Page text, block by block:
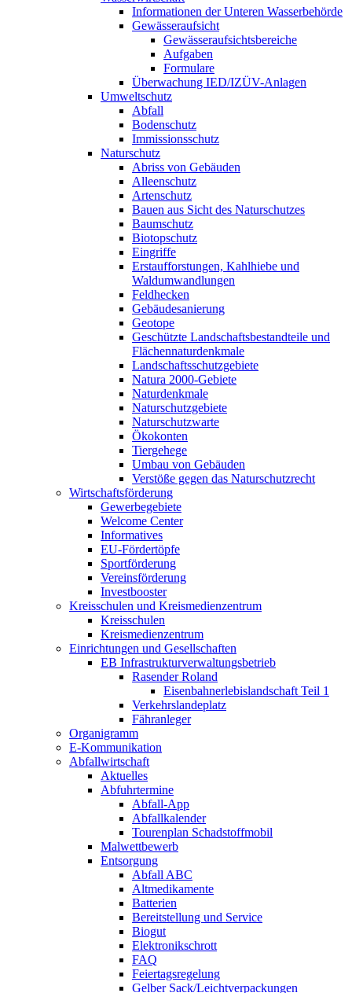
Informationen der Unteren Wasserbehörde
Gewässeraufsicht
Gewässeraufsichtsbereiche
Aufgaben
Formulare
Überwachung IED/IZÜV-Anlagen
Umweltschutz
Abfall
Bodenschutz
Immissionsschutz
Naturschutz
Abriss von Gebäuden
Alleenschutz
Artenschutz
Bauen aus Sicht des Naturschutzes
Baumschutz
Biotopschutz
Eingriffe
Erstaufforstungen, Kahlhiebe und
Waldumwandlungen
Feldhecken
Gebäudesanierung
Geotope
Geschützte Landschaftsbestandteile und
Flächennaturdenkmale
Landschaftsschutzgebiete
Natura 2000-Gebiete
Naturdenkmale
Naturschutzgebiete
Naturschutzwarte
Ökokonten
Tiergehege
Umbau von Gebäuden
Verstöße gegen das Naturschutzrecht
Wirtschaftsförderung
Gewerbegebiete
Welcome Center
Informatives
EU-Fördertöpfe
Sportförderung
Vereinsförderung
Investbooster
Kreisschulen und Kreismedienzentrum
Kreisschulen
Kreismedienzentrum
Einrichtungen und Gesellschaften
EB Infrastruktur­verwaltungsbetrieb
Rasender Roland
Eisenbahnerlebis­landschaft Teil 1
Verkehrslandeplatz
Fähranleger
Organigramm
E-Kommunikation
Abfallwirtschaft
Aktuelles
Abfuhrtermine
Abfall-App
Abfallkalender
Tourenplan Schadstoffmobil
Malwettbewerb
Entsorgung
Abfall ABC
Altmedikamente
Batterien
Bereitstellung und Service
Biogut
Elektronikschrott
FAQ
Feiertagsregelung
Gelber Sack/Leichtverpackungen